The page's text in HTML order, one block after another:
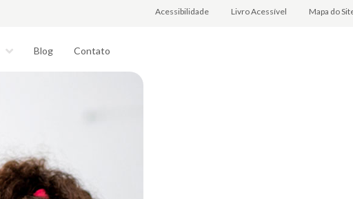
Acessibilidade Livro Acessível Mapa do
Blog Contato